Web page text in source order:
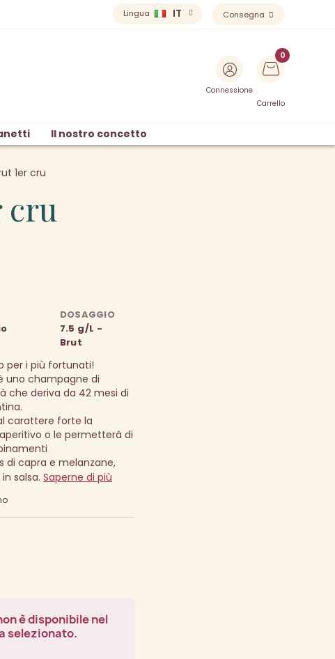
Lingua IT Consegna
Connessione
Carrello
Il nostro concetto
1er cru
cru
DOSAGGIO
7.5 g/L -
Brut
per i più fortunati!
uno champagne di
che deriva da 42 mesi di
carattere forte la
o le permetterà di
di capra e melanzane,
salsa. Saperne di più
è disponibile nel
selezionato.